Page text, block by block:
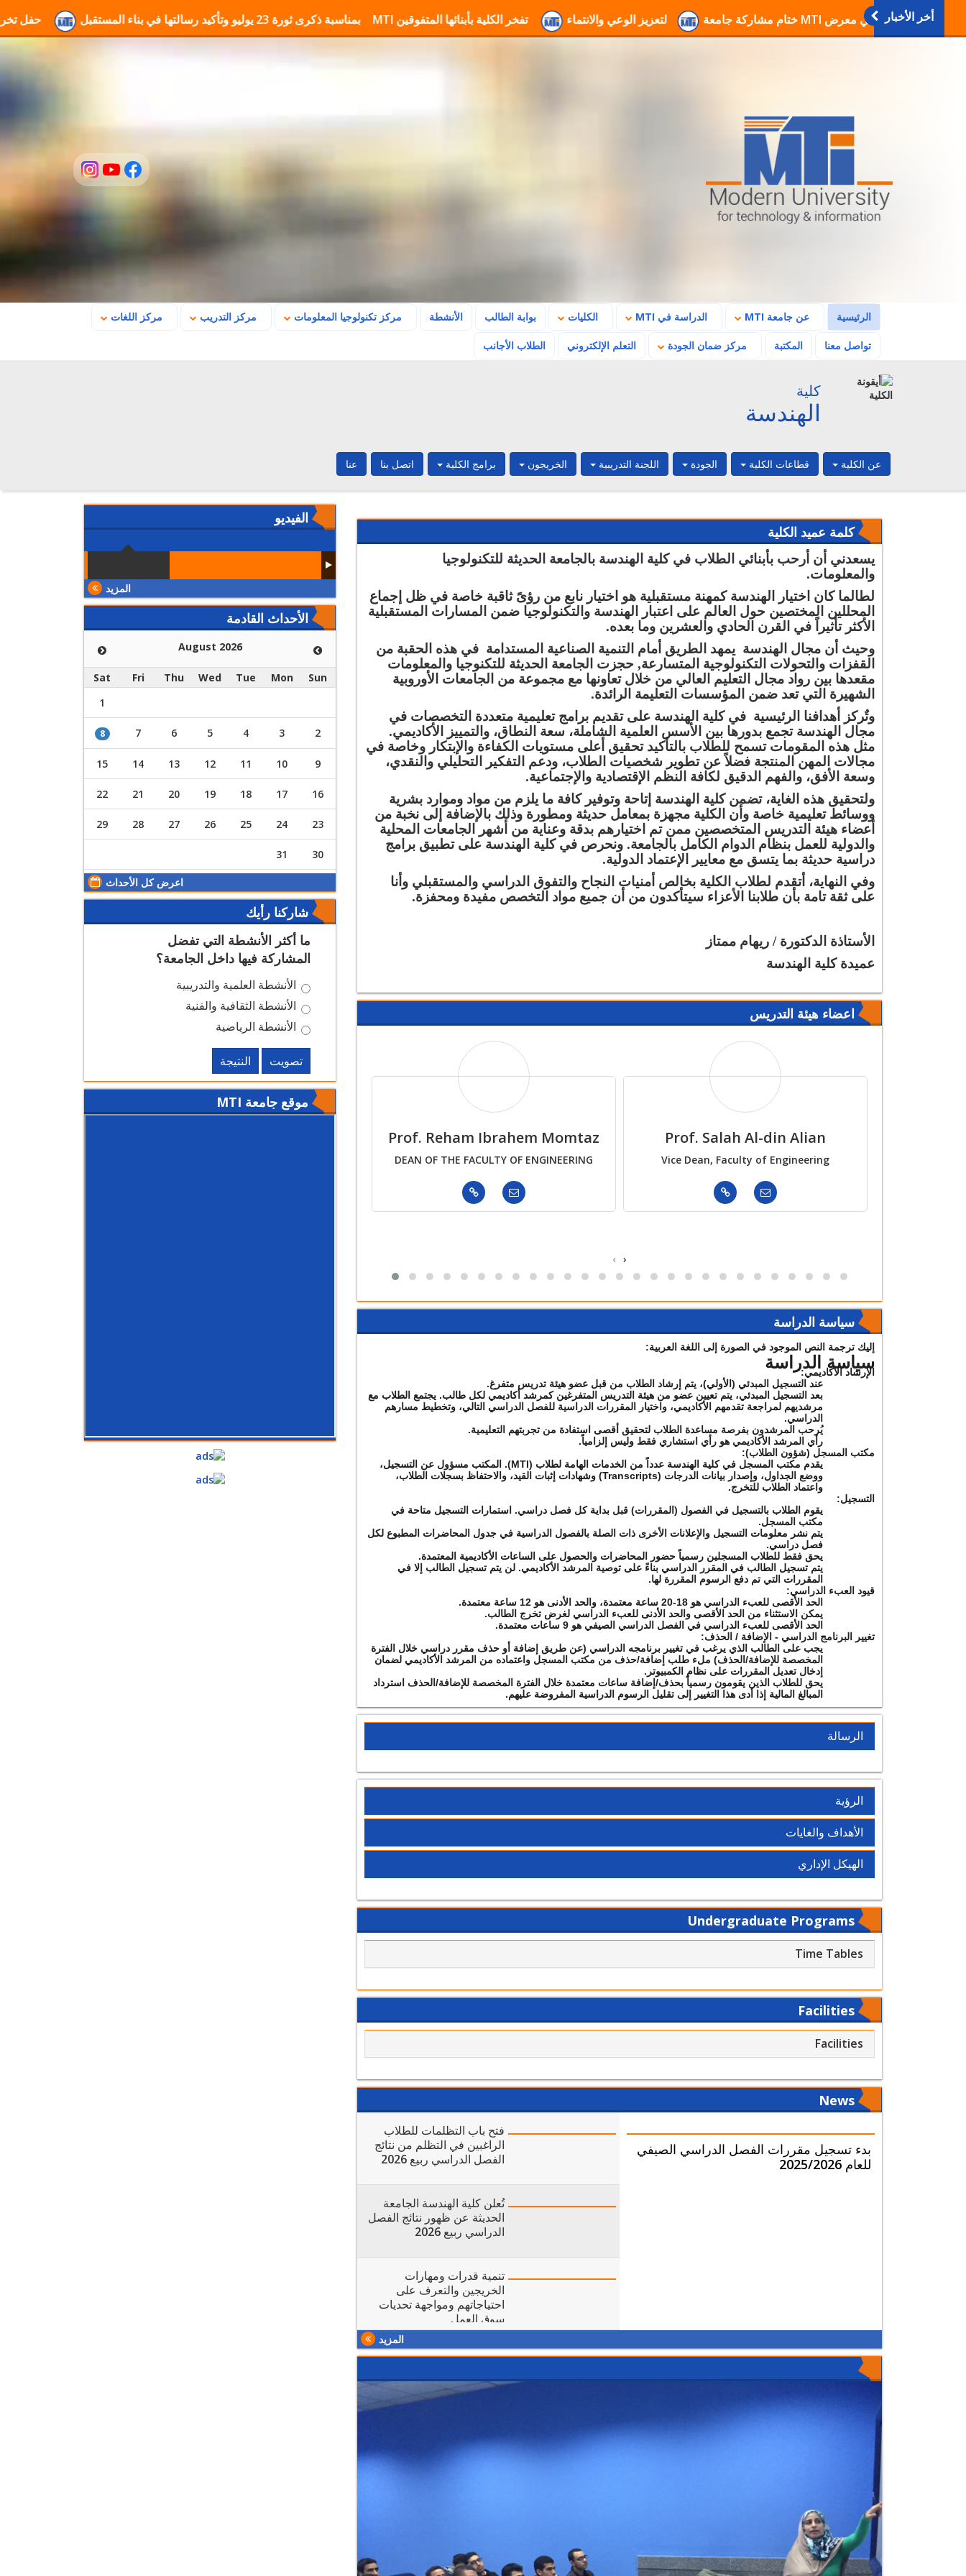
أخر الأخبار تهنئة جامعة MTI بمناسبة ذكرى ثورة 23 يوليو وتأكيد رسالتها في بناء المستقبل حفل تخرجك... لحظة انطلاق فعاليات دورات التربية العسكرية والوطنية بجامعة MTI لتعزيز الوعي والانتماء تفخر الكلية بأبنائها المتفوقين
الرئيسية عن جامعة MTI الدراسة في MTI الكليات بوابة الطالب الأنشطة مركز تكنولوجيا المعلومات مركز التدريب مركز اللغات
تواصل معنا المكتبة مركز ضمان الجودة التعلم الإلكتروني الطلاب الأجانب
كلية
الهندسة
عن الكلية قطاعات الكلية الجودة اللجنة التدريبية الخريجون برامج الكلية اتصل بنا عنا
بدء تسجيل مقررات
الفصل الدراسي الصيفي
للعام 2025/2026
فتح باب التظلمات
التظلم من نتائج الفصل
الدراسي ربيع 2026
تُعلن كلية الهندسة
الجامعة الحديثة عن
ظهور نتائج الفصل
الدراسي ربيع 2026
تنمية قدرات ومهارات
الخريجين والتعرف على
احتياجاتهم ومواجهة
تحديات سوق العمل
بشرى سارة لطلبة كلية
الهندسة في الجامعة
الحديثة
حفل ختام الأنشطة
الطلابية
حفل ختام الأنشطة
الطلابية
يوم علمي استثنائي في
رحاب هندسة MTI
كلمة عميد الكلية
يسعدني أن أرحب بأبنائي الطلاب في كلية الهندسة بالجامعة الحديثة للتكنولوجيا
والمعلومات.
لطالما كان اختيار الهندسة كمهنة مستقبلية هو اختيار نابع من رؤىً ثاقبة خاصة في ظل إجماع
المحللين المختصين حول العالم على اعتبار الهندسة والتكنولوجيا ضمن المسارات المستقبلية
الأكثر تأثيراً في القرن الحادي والعشرين وما بعده.
وحيث أن مجال الهندسة يمهد الطريق أمام التنمية الصناعية المستدامة في هذه الحقبة من
القفزات والتحولات التكنولوجية المتسارعة, حجزت الجامعة الحديثة للتكنوجيا والمعلومات
مقعدها بين رواد مجال التعليم العالي من خلال تعاونها مع مجموعة من الجامعات الأوروبية
الشهيرة التي تعد ضمن المؤسسات التعليمة الرائدة.
وتٌركز أهدافنا الرئيسية في كلية الهندسة على تقديم برامج تعليمية متعددة التخصصات في
مجال الهندسة تجمع بدورها بين الأسس العلمية الشاملة، سعة النطاق، والتمييز الأكاديمي.
مثل هذه المقومات تسمح للطلاب بالتأكيد تحقيق أعلى مستويات الكفاءة والإبتكار وخاصة في
مجالات المهن المنتجة فضلاً عن تطوير شخصيات الطلاب، ودعم التفكير التحليلي والنقدي،
وسعة الأفق، والفهم الدقيق لكافة النظم الإقتصادية والإجتماعية.
ولتحقيق هذه الغاية، تضمن كلية الهندسة إتاحة وتوفير كافة ما يلزم من مواد وموارد بشرية
ووسائط تعليمية خاصة وأن الكلية مجهزة بمعامل حديثة ومطورة وذلك بالإضافة إلى نخبة من
أعضاء هيئة التدريس المتخصصين ممن تم اختيارهم بدقة وعناية من أشهر الجامعات المحلية
والدولية للعمل بنظام الدوام الكامل بالجامعة. ونحرص في كلية الهندسة على تطبيق برامج
دراسية حديثة بما يتسق مع معايير الإعتماد الدولية.
وفي النهاية، أتقدم لطلاب الكلية بخالص أمنيات النجاح والتفوق الدراسي والمستقبلي وأنا
على ثقة تامة بأن طلابنا الأعزاء سيتأكدون من أن جميع مواد التخصص مفيدة ومحفزة.
الأستاذة الدكتورة / ريهام ممتاز
عميدة كلية الهندسة
اعضاء هيئة التدريس
Prof. Reham Ibrahem Momtaz
DEAN OF THE FACULTY OF ENGINEERING
Prof. Salah Al-din Alian
Vice Dean, Faculty of Engineering
‹ ›
سياسة الدراسة
إليك ترجمة النص الموجود في الصورة إلى اللغة العربية:
سياسة الدراسة
الإرشاد الأكاديمي:
عند التسجيل المبدئي (الأولي)، يتم إرشاد الطلاب من قبل عضو هيئة تدريس متفرغ.
بعد التسجيل المبدئي، يتم تعيين عضو من هيئة التدريس المتفرغين كمرشد أكاديمي لكل طالب. يجتمع الطلاب مع
مرشديهم لمراجعة تقدمهم الأكاديمي، واختيار المقررات الدراسية للفصل الدراسي التالي، وتخطيط مسارهم
الدراسي.
يُرحب المرشدون بفرصة مساعدة الطلاب لتحقيق أقصى استفادة من تجربتهم التعليمية.
رأي المرشد الأكاديمي هو رأي استشاري فقط وليس إلزامياً.
مكتب المسجل (شؤون الطلاب):
يقدم مكتب المسجل في كلية الهندسة عدداً من الخدمات الهامة لطلاب (MTI). المكتب مسؤول عن التسجيل،
ووضع الجداول، وإصدار بيانات الدرجات (Transcripts) وشهادات إثبات القيد، والاحتفاظ بسجلات الطلاب،
واعتماد الطلاب للتخرج.
التسجيل:
يقوم الطلاب بالتسجيل في الفصول (المقررات) قبل بداية كل فصل دراسي. استمارات التسجيل متاحة في
مكتب المسجل.
يتم نشر معلومات التسجيل والإعلانات الأخرى ذات الصلة بالفصول الدراسية في جدول المحاضرات المطبوع لكل
فصل دراسي.
يحق فقط للطلاب المسجلين رسمياً حضور المحاضرات والحصول على الساعات الأكاديمية المعتمدة.
يتم تسجيل الطالب في المقرر الدراسي بناءً على توصية المرشد الأكاديمي. لن يتم تسجيل الطالب إلا في
المقررات التي تم دفع الرسوم المقررة لها.
قيود العبء الدراسي:
الحد الأقصى للعبء الدراسي هو 18-20 ساعة معتمدة، والحد الأدنى هو 12 ساعة معتمدة.
يمكن الاستثناء من الحد الأقصى والحد الأدنى للعبء الدراسي لغرض تخرج الطالب.
الحد الأقصى للعبء الدراسي في الفصل الدراسي الصيفي هو 9 ساعات معتمدة.
تغيير البرنامج الدراسي - الإضافة / الحذف:
يجب على الطالب الذي يرغب في تغيير برنامجه الدراسي (عن طريق إضافة أو حذف مقرر دراسي خلال الفترة
المخصصة للإضافة/الحذف) ملء طلب إضافة/حذف من مكتب المسجل واعتماده من المرشد الأكاديمي لضمان
إدخال تعديل المقررات على نظام الكمبيوتر.
يحق للطلاب الذين يقومون رسمياً بحذف/إضافة ساعات معتمدة خلال الفترة المخصصة للإضافة/الحذف استرداد
المبالغ المالية إذا أدى هذا التغيير إلى تقليل الرسوم الدراسية المفروضة عليهم.
الرسالة
الرؤية
الأهداف والغايات
الهيكل الإداري
Undergraduate Programs
Time Tables
Facilities
Facilities
News
بدء تسجيل مقررات الفصل الدراسي الصيفي
للعام 2025/2026
فتح باب التظلمات للطلاب
الراغبين في التظلم من نتائج
الفصل الدراسي ربيع 2026
تُعلن كلية الهندسة الجامعة
الحديثة عن ظهور نتائج الفصل
الدراسي ربيع 2026
تنمية قدرات ومهارات
الخريجين والتعرف على
احتياجاتهم ومواجهة تحديات
سوق العمل
المزيد
الفيديو
المزيد
الأحداث القادمة
August 2026
Sun
Mon
Tue
Wed
Thu
Fri
Sat
1
2
3
4
5
6
7
8
9
10
11
12
13
14
15
16
17
18
19
20
21
22
23
24
25
26
27
28
29
30
31
اعرض كل الأحداث
شاركنا رأيك
ما أكثر الأنشطة التي تفضل
المشاركة فيها داخل الجامعة؟
الأنشطة العلمية والتدريبية
الأنشطة الثقافية والفنية
الأنشطة الرياضية
تصويت النتيجة
موقع جامعة MTI